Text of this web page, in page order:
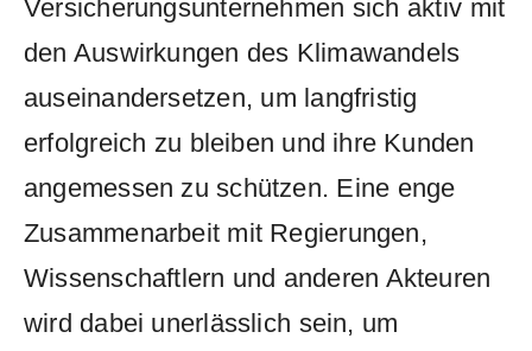
Versicherungsunternehmen ⁢sich ⁢aktiv ⁣mit
den ​Auswirkungen des‍ Klimawandels
auseinandersetzen,⁤ um ‍langfristig
erfolgreich⁣ zu bleiben und ihre Kunden
angemessen zu schützen. Eine⁢ enge
Zusammenarbeit mit‍ Regierungen,​
Wissenschaftlern und anderen ⁤Akteuren
wird dabei unerlässlich⁢ sein, um